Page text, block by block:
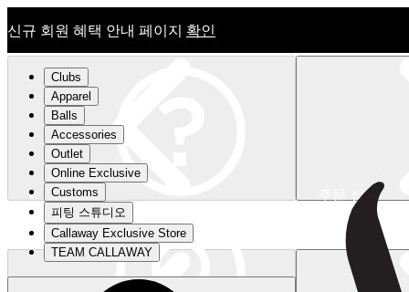
신규 회원 혜택 안내 페이지 확인
신규 회원 혜택 안내 페이지확인
주문 상태
Clubs
Apparel
Balls
Accessories
Outlet
Online Exclusive
Customs
피팅 스튜디오
Callaway Exclusive Store
TEAM CALLAWAY